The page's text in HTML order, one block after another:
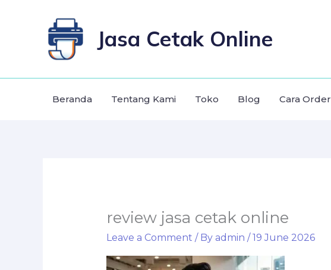
Jasa Cetak Online
Beranda Tentang Kami Toko Blog Cara Order
review jasa cetak online
Leave a Comment / By admin /19 June 2026